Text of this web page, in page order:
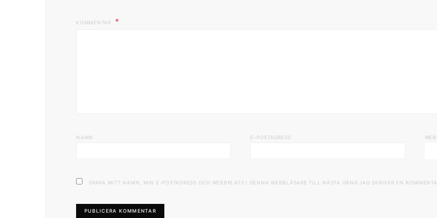
KOMMENTAR
NAMN E-POSTADRESS
SPARA MITT NAMN, MIN E-POSTADRESS OCH WEBBPLATS I DENNA WEBBLÄSARE TILL NÄSTA GÅNG JAG SKRIVER EN